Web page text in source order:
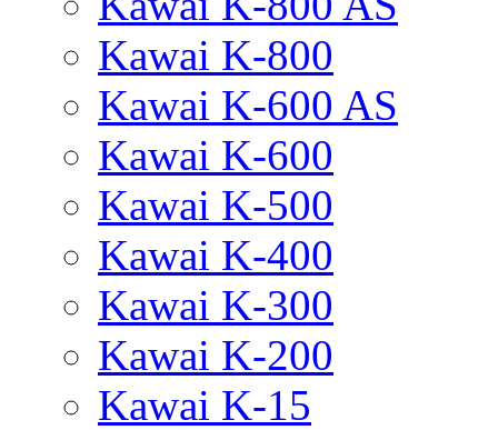
Kawai K-800
Kawai K-600 AS
Kawai K-600
Kawai K-500
Kawai K-400
Kawai K-300
Kawai K-200
Kawai K-15